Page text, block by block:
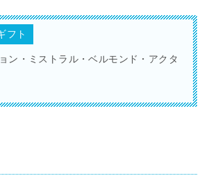
フト
ン・ミストラル・ベルモンド・アクタ